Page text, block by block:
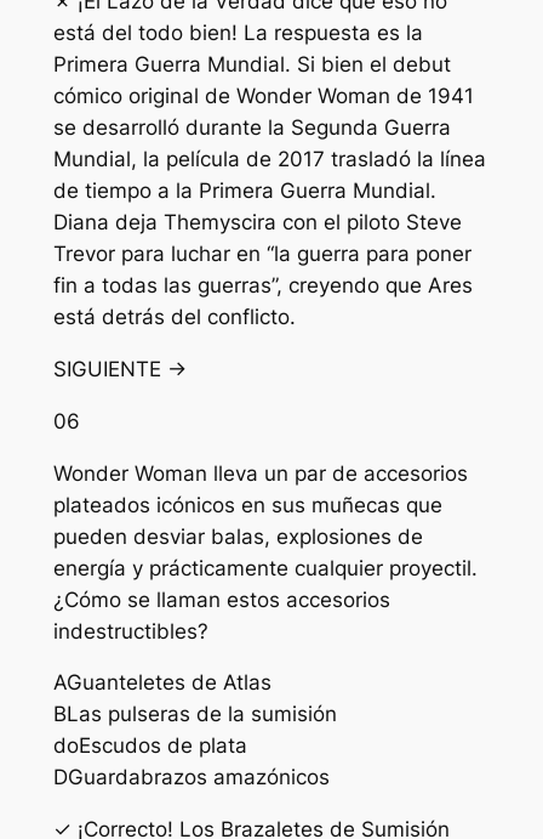
está del todo bien! La respuesta es la
Primera Guerra Mundial. Si bien el debut
cómico original de Wonder Woman de 1941
se desarrolló durante la Segunda Guerra
Mundial, la película de 2017 trasladó la línea
de tiempo a la Primera Guerra Mundial.
Diana deja Themyscira con el piloto Steve
Trevor para luchar en “la guerra para poner
fin a todas las guerras”, creyendo que Ares
está detrás del conflicto.
SIGUIENTE →
06
Wonder Woman lleva un par de accesorios
plateados icónicos en sus muñecas que
pueden desviar balas, explosiones de
energía y prácticamente cualquier proyectil.
¿Cómo se llaman estos accesorios
indestructibles?
AGuanteletes de Atlas
BLas pulseras de la sumisión
doEscudos de plata
DGuardabrazos amazónicos
✓ ¡Correcto! Los Brazaletes de Sumisión